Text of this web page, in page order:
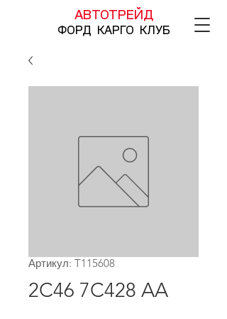
АВТОТРЕЙД
ФОРД КАРГО КЛУБ
Артикул: T115608
2C46 7C428 AA